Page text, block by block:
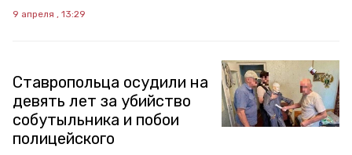
9 апреля , 13:29
Ставропольца осудили на
девять лет за убийство
собутыльника и побои
полицейского